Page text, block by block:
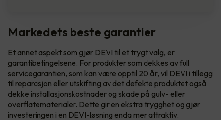
Markedets beste garantier
Et annet aspekt som gjør DEVI til et trygt valg, er
garantibetingelsene. For produkter som dekkes av full
servicegarantien, som kan være opptil 20 år, vil DEVI i tillegg
til reparasjon eller utskifting av det defekte produktet også
dekke installasjonskostnader og skade på gulv- eller
overflatematerialer. Dette gir en ekstra trygghet og gjør
investeringen i en DEVI-løsning enda mer attraktiv.